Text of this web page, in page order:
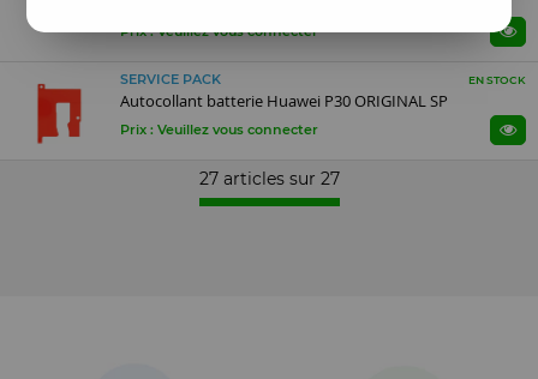
Prix : Veuillez vous connecter
SERVICE PACK EN STOCK
Autocollant batterie Huawei P30 ORIGINAL SP
Prix : Veuillez vous connecter
27 articles sur 27